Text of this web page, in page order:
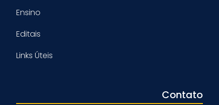
Ensino
Editais
Links Úteis
Contato